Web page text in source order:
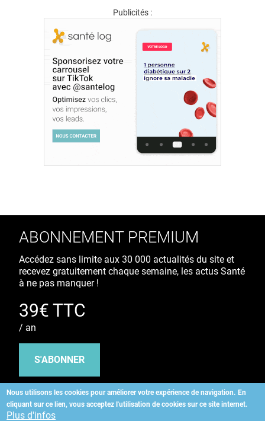
Publicités :
Nous utilisons les cookies pour améliorer votre expérience de navigation. En
cliquant sur ce lien, vous acceptez l'utilisation de cookies sur ce site internet.
Plus d'infos
ABONNEMENT PREMIUM
Accédez sans limite aux 30 000 actualités du site et
recevez gratuitement chaque semaine, les actus Santé
à ne pas manquer !
39€ TTC
/ an
S'ABONNER
Copyright©2026 ALLIEDHEALTH